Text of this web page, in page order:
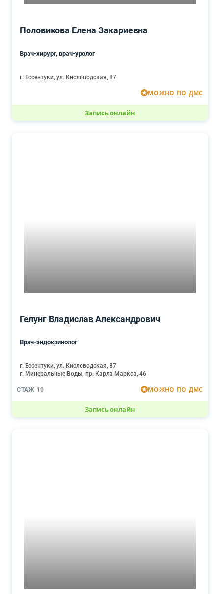
Половикова Елена Закариевна
Врач-хирург, врач-уролог
г. Ессентуки, ул. Кисловодская, 87
МОЖНО ПО ДМС
Запись онлайн
Гелунг Владислав Александрович
Врач-эндокринолог
г. Ессентуки, ул. Кисловодская, 87
г. Минеральные Воды, пр. Карла Маркса, 46
СТАЖ 10 МОЖНО ПО ДМС
Запись онлайн